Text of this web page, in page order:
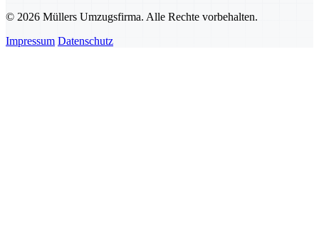
© 2026 Müllers Umzugsfirma. Alle Rechte vorbehalten.
Impressum Datenschutz